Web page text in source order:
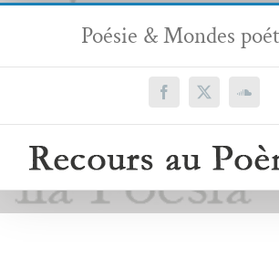
Passer
contenu
Poésie & Mondes
Facebook
X